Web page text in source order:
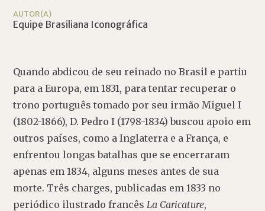
AUTOR(A)
Equipe Brasiliana Iconográfica
Quando abdicou de seu reinado no Brasil e partiu
para a Europa, em 1831, para tentar recuperar o
trono português tomado por seu irmão Miguel I
(1802-1866), D. Pedro I (1798-1834) buscou apoio em
outros países, como a Inglaterra e a França, e
enfrentou longas batalhas que se encerraram
apenas em 1834, alguns meses antes de sua
morte. Três charges, publicadas em 1833 no
periódico ilustrado francês La Caricature,